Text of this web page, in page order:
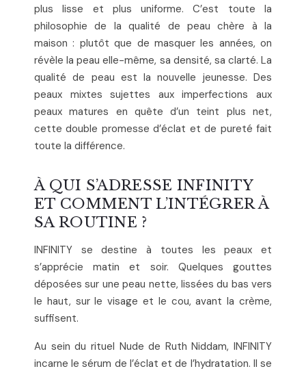
plus lisse et plus uniforme. C’est toute la
philosophie de la qualité de peau chère à la
maison : plutôt que de masquer les années, on
révèle la peau elle-même, sa densité, sa clarté. La
qualité de peau est la nouvelle jeunesse. Des
peaux mixtes sujettes aux imperfections aux
peaux matures en quête d’un teint plus net,
cette double promesse d’éclat et de pureté fait
toute la différence.
À QUI S’ADRESSE INFINITY
ET COMMENT L’INTÉGRER À
SA ROUTINE ?
INFINITY se destine à toutes les peaux et
s’apprécie matin et soir. Quelques gouttes
déposées sur une peau nette, lissées du bas vers
le haut, sur le visage et le cou, avant la crème,
suffisent.
Au sein du rituel Nude de Ruth Niddam, INFINITY
incarne le sérum de l’éclat et de l’hydratation. Il se